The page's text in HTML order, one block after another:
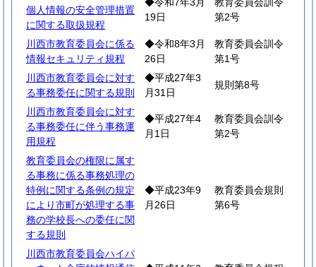
個人情報の安全管理措置
に関する取扱規程
19日
第2号
川西市教育委員会に係る
情報セキュリティ規程
◆令和8年3月
26日
教育委員会訓令
第1号
川西市教育委員会に対す
る事務委任に関する規則
◆平成27年3
月31日
規則第8号
川西市教育委員会に対す
る事務委任に伴う事務運
用規程
◆平成27年4
月1日
教育委員会訓令
第2号
教育委員会の権限に属す
る事務に係る事務処理の
特例に関する条例の規定
により市町が処理する事
務の学校長への委任に関
する規則
◆平成23年9
月26日
教育委員会規則
第6号
川西市教育委員会ハイパ